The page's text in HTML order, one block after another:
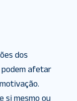
dos
podem afetar
si mesmo ou